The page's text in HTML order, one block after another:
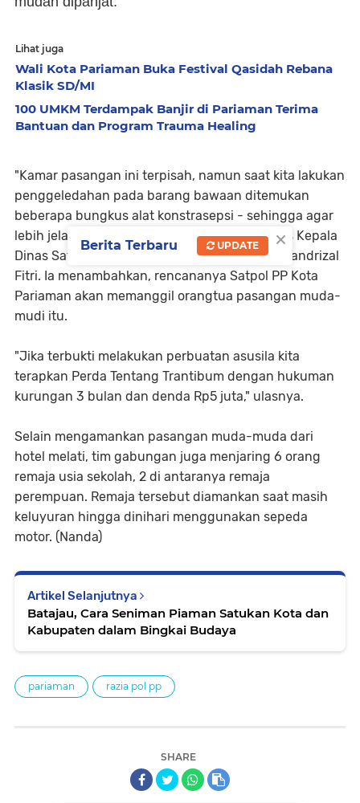
Lihat juga
Wali Kota Pariaman Buka Festival Qasidah Rebana
Klasik SD/MI
100 UMKM Terdampak Banjir di Pariaman Terima
Bantuan dan Program Trauma Healing
"Kamar pasangan ini terpisah, namun saat kita lakukan
penggeledahan pada barang bawaan ditemukan
beberapa bungkus alat konstrasepsi - sehingga agar
lebih jelas - kita amankan dulu ke kantor," jelas Kepala
Dinas Satpol PP dan Damkar Kota Pariaman, Handrizal
Fitri. Ia menambahkan, rencananya Satpol PP Kota
Pariaman akan memanggil orangtua pasangan muda-
mudi itu.
"Jika terbukti melakukan perbuatan asusila kita
terapkan Perda Tentang Trantibum dengan hukuman
kurungan 3 bulan dan denda Rp5 juta," ulasnya.
Selain mengamankan pasangan muda-muda dari
hotel melati, tim gabungan juga menjaring 6 orang
remaja usia sekolah, 2 di antaranya remaja
perempuan. Remaja tersebut diamankan saat masih
keluyuran hingga dinihari menggunakan sepeda
motor. (Nanda)
Artikel Selanjutnya
Batajau, Cara Seniman Piaman Satukan Kota dan
Kabupaten dalam Bingkai Budaya
pariaman razia pol pp
SHARE
×
Berita Terbaru UPDATE